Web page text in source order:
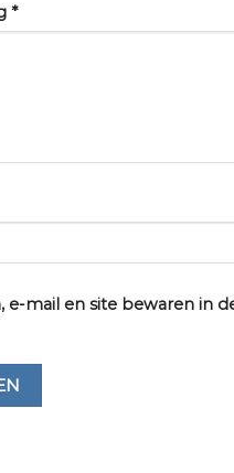
*
e-mail en site bewaren in